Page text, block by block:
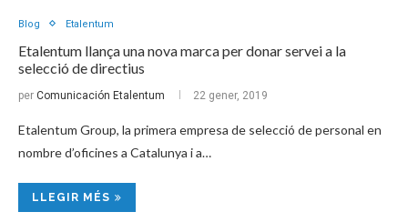
Blog Etalentum
Etalentum llança una nova marca per donar servei a la
selecció de directius
per Comunicación Etalentum 22 gener, 2019
Etalentum Group, la primera empresa de selecció de personal en
nombre d’oficines a Catalunya i a…
LLEGIR MÉS